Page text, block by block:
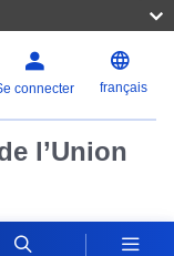
connecter français
l’Union